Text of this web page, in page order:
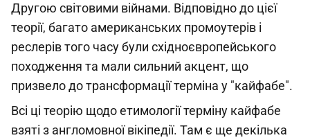
Другою світовими війнами. Відповідно до цієї
теорії, багато американських промоутерів і
реслерів того часу були східноєвропейського
походження та мали сильний акцент, що
призвело до трансформації терміна у "кайфабе".
Всі ці теорію щодо етимології терміну кайфабе
взяті з англомовної вікіпедії. Там є ще декілька